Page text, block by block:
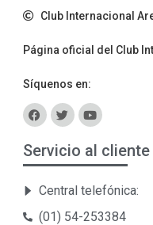
Club Internacional
Página oficial del Club
Síquenos en:
Servicio al cliente
Central telefónica:
(01) 54-253384